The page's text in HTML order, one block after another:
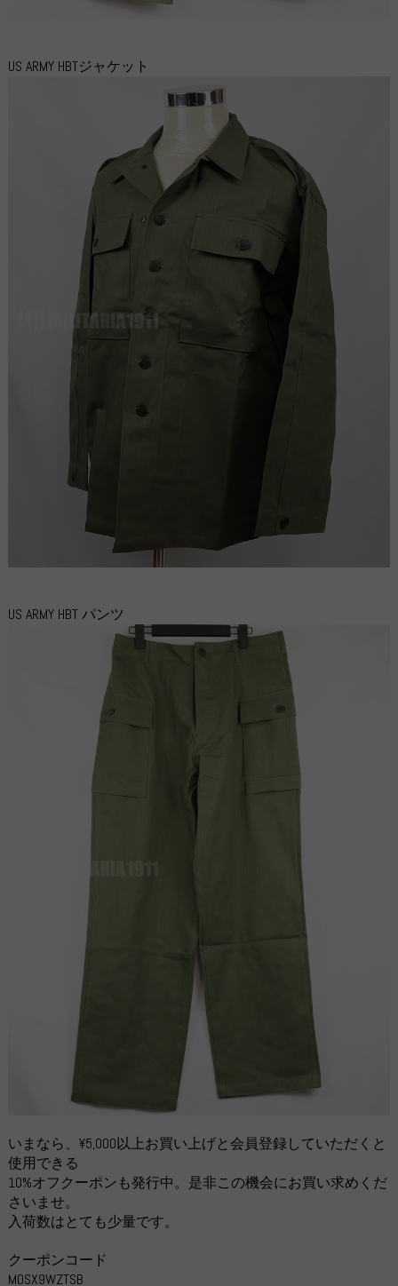
US ARMY HBTジャケット
US ARMY HBT パンツ
いまなら、¥5,000以上お買い上げと会員登録していただくと
使用できる
10%オフクーポンも発行中。是非この機会にお買い求めくだ
さいませ。
入荷数はとても少量です。
クーポンコード
M0SX9WZTSB